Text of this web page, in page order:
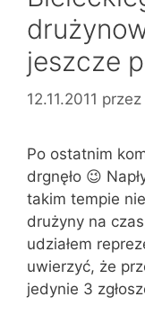
jeszcze
12.11.2011 przez
Po ostatnim
drgnęło 😉
takim tempie
drużyny na
udziałem
uwierzyć, że
jedynie 3